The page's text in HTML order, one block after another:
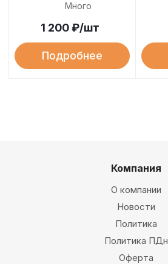
Много
1 200₽/шт
Подробнее
Компания
О компании
Новости
Политика
Политика ПДн
Оферта